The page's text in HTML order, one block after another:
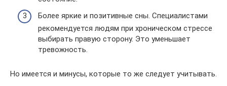
Более яркие и позитивные сны. Специалистами
рекомендуется людям при хроническом стрессе
выбирать правую сторону. Это уменьшает
тревожность.
Но имеется и минусы, которые то же следует учитывать.